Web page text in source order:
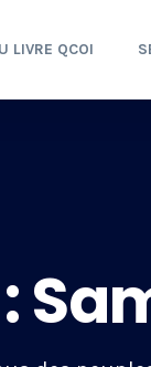
LIVRE QCOI